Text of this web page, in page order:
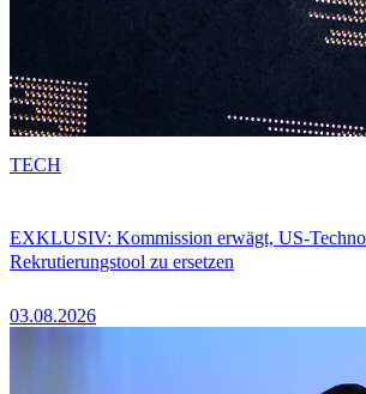
EXKLUSIV: Kommission erwägt, US-
Rekrutierungstool zu ersetzen
03.08.2026
TECH